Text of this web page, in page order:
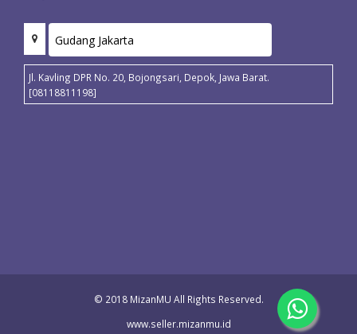
Jl. Kavling DPR No. 20, Bojongsari, Depok, Jawa Barat.
[08118811198]
© 2018 MizanMU All Rights Reserved.
www.seller.mizanmu.id